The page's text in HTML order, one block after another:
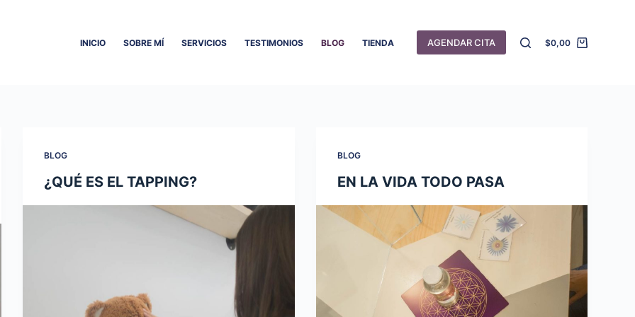
INICIO SOBRE MÍ SERVICIOS TESTIMONIOS BLOG TIENDA AGENDAR CITA
Carro
$0,00
BLOG
¿QUÉ ES EL TAPPING?
BLOG
EN LA VIDA TODO PASA